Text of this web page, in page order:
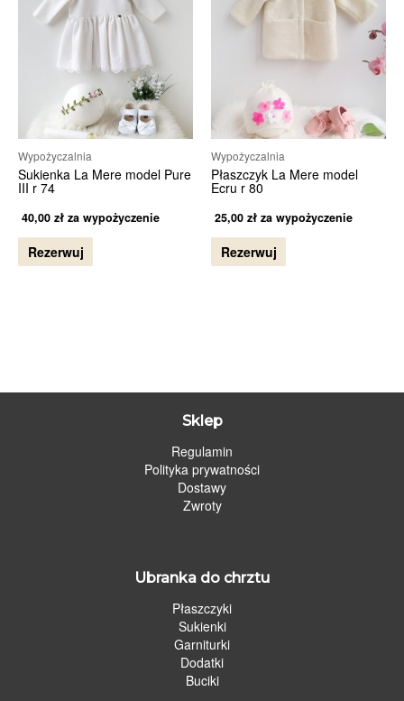
Wypożyczalnia
Sukienka La Mere model Pure
III r 74
40,00 zł za wypożyczenie
Rezerwuj
Wypożyczalnia
Płaszczyk La Mere model
Ecru r 80
25,00 zł za wypożyczenie
Rezerwuj
Sklep
Regulamin
Polityka prywatności
Dostawy
Zwroty
Ubranka do chrztu
Płaszczyki
Sukienki
Garniturki
Dodatki
Buciki